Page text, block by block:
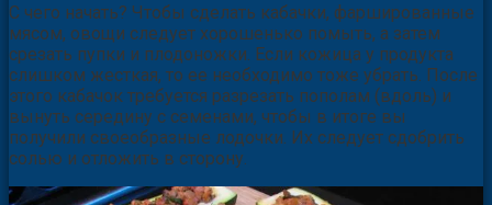
С чего начать? Чтобы сделать кабачки, фаршированные
мясом, овощи следует хорошенько помыть, а затем
срезать пупки и плодоножки. Если кожица у продукта
слишком жесткая, то ее необходимо тоже убрать. После
этого кабачок требуется разрезать пополам (вдоль) и
вынуть середину с семенами, чтобы в итоге вы
получили своеобразные лодочки. Их следует сдобрить
солью и отложить в сторону.